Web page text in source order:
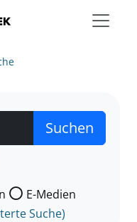
der Sie suchen wollen.
E-Medien
Suche)